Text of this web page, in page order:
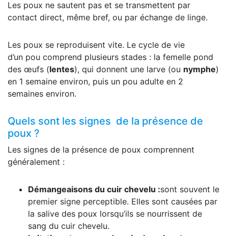
Les poux ne sautent pas et se transmettent par
contact direct, même bref, ou par échange de linge.
Les poux se reproduisent vite. Le cycle de vie
d’un pou comprend plusieurs stades : la femelle pond
des œufs (lentes), qui donnent une larve (ou nymphe)
en 1 semaine environ, puis un pou adulte en 2
semaines environ.
Quels sont les signes de la présence de
poux ?
Les signes de la présence de poux comprennent
généralement :
Démangeaisons du cuir chevelu :sont souvent le
premier signe perceptible. Elles sont causées par
la salive des poux lorsqu’ils se nourrissent de
sang du cuir chevelu.